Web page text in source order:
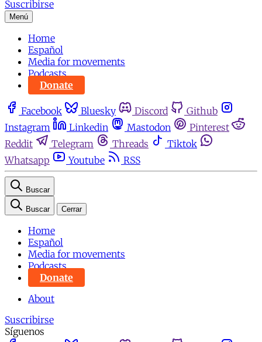
Suscribirse
Menú
Home
Español
Media for movements
Podcasts
Donate
Facebook Bluesky Discord
Github
Instagram
Linkedin Mastodon
Pinterest
Reddit
Telegram Threads
Tiktok
Whatsapp
Youtube RSS
Buscar
Buscar Cerrar
Home
Español
Media for movements
Podcasts
Donate
About
Suscribirse
Síguenos